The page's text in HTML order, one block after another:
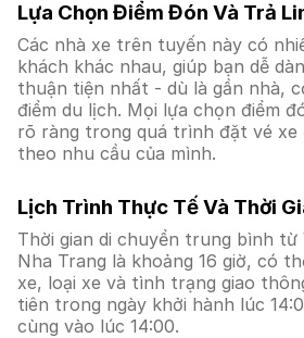
Lựa Chọn Điểm Đón Và Trả
Các nhà xe trên tuyến này có
khách khác nhau, giúp bạn dễ
thuận tiện nhất - dù là gần nhà,
điểm du lịch. Mọi lựa chọn điểm
rõ ràng trong quá trình đặt vé xe
theo nhu cầu của mình.
Lịch Trình Thực Tế Và Thời
Thời gian di chuyển trung bình từ
Nha Trang là khoảng 16 giờ, có
xe, loại xe và tình trạng giao
tiên trong ngày khởi hành lúc
cùng vào lúc 14:00.